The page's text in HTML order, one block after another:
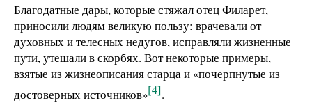
Благодатные дары, которые стяжал отец Филарет,
приносили людям великую пользу: врачевали от
духовных и телесных недугов, исправляли жизненные
пути, утешали в скорбях. Вот некоторые примеры,
взятые из жизнеописания старца и «почерпнутые из
достоверных источников»[4].